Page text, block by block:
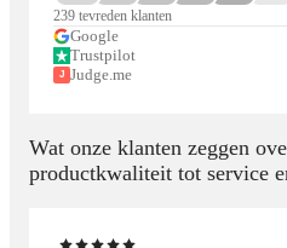
240 x 60 cm Akoestische
270 x 60 cm Akoestisch
lichtgrijs.
239 tevreden klanten
Google
Trustpilot
J Judge.me
Wat onze klanten zeggen
productkwaliteit tot service